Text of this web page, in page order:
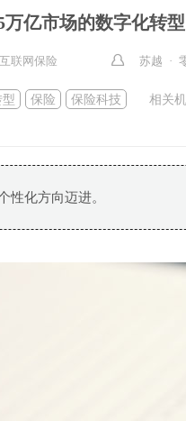
万亿市场的数字化转
互联网保险 苏越 ·
保险 保险科技 相关
性化方向迈进。